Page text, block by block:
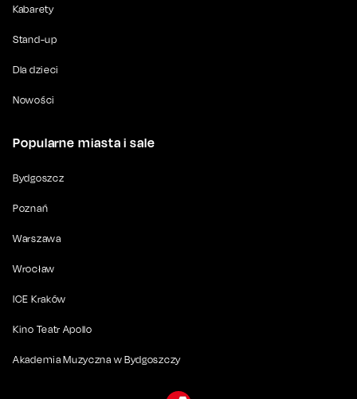
Kabarety
Stand-up
Dla dzieci
Nowości
Popularne miasta i sale
Bydgoszcz
Poznań
Warszawa
Wrocław
ICE Kraków
Kino Teatr Apollo
Akademia Muzyczna w Bydgoszczy